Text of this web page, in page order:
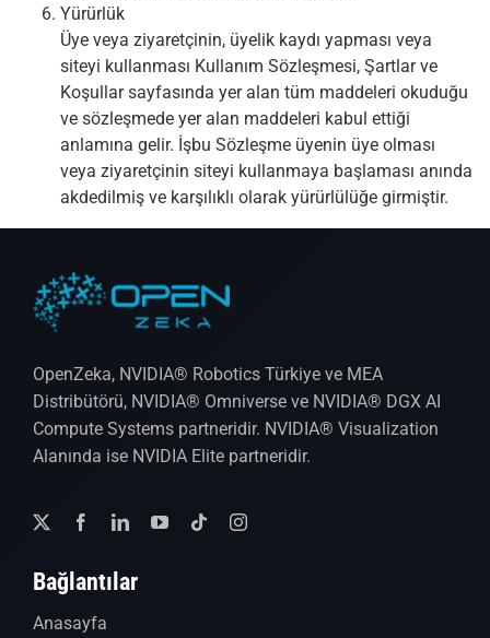
Yürürlük
Üye veya ziyaretçinin, üyelik kaydı yapması veya
siteyi kullanması Kullanım Sözleşmesi, Şartlar ve
Koşullar sayfasında yer alan tüm maddeleri okuduğu
ve sözleşmede yer alan maddeleri kabul ettiği
anlamına gelir. İşbu Sözleşme üyenin üye olması
veya ziyaretçinin siteyi kullanmaya başlaması anında
akdedilmiş ve karşılıklı olarak yürürlülüğe girmiştir.
OpenZeka, NVIDIA® Robotics Türkiye ve MEA
Distribütörü, NVIDIA® Omniverse ve NVIDIA® DGX AI
Compute Systems partneridir. NVIDIA® Visualization
Alanında ise NVIDIA Elite partneridir.
Bağlantılar
Anasayfa